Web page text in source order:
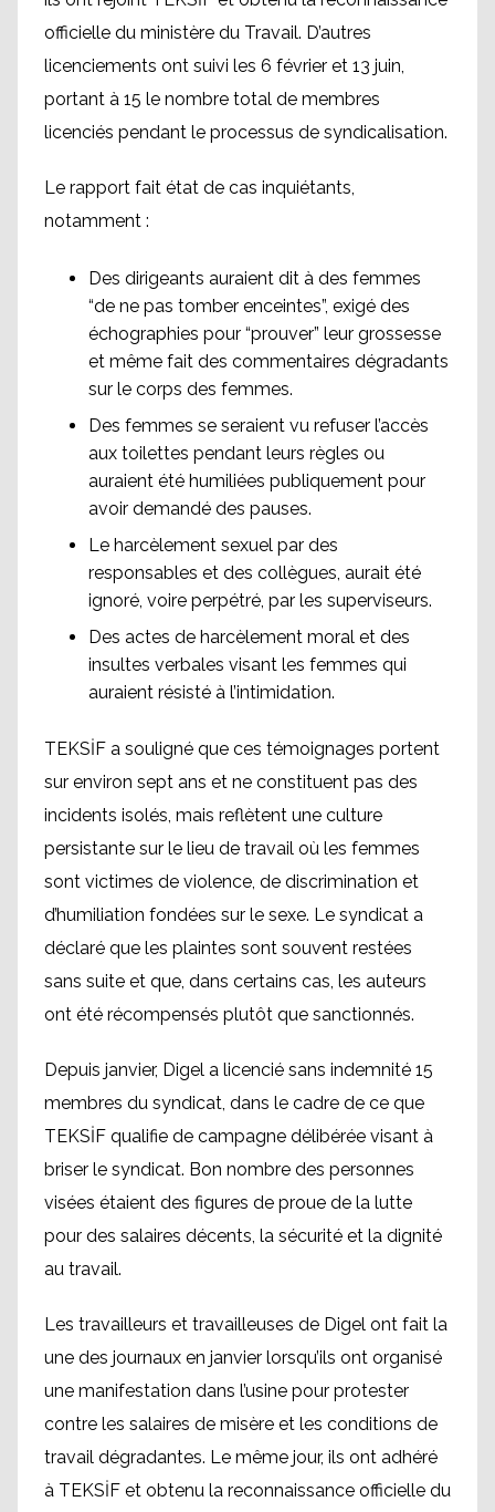
officielle du ministère du Travail. D’autres
licenciements ont suivi les 6 février et 13 juin,
portant à 15 le nombre total de membres
licenciés pendant le processus de syndicalisation.
Le rapport fait état de cas inquiétants,
notamment :
Des dirigeants auraient dit à des femmes
“de ne pas tomber enceintes”, exigé des
échographies pour “prouver” leur grossesse
et même fait des commentaires dégradants
sur le corps des femmes.
Des femmes se seraient vu refuser l’accès
aux toilettes pendant leurs règles ou
auraient été humiliées publiquement pour
avoir demandé des pauses.
Le harcèlement sexuel par des
responsables et des collègues, aurait été
ignoré, voire perpétré, par les superviseurs.
Des actes de harcèlement moral et des
insultes verbales visant les femmes qui
auraient résisté à l’intimidation.
TEKSİF a souligné que ces témoignages portent
sur environ sept ans et ne constituent pas des
incidents isolés, mais reflètent une culture
persistante sur le lieu de travail où les femmes
sont victimes de violence, de discrimination et
d’humiliation fondées sur le sexe. Le syndicat a
déclaré que les plaintes sont souvent restées
sans suite et que, dans certains cas, les auteurs
ont été récompensés plutôt que sanctionnés.
Depuis janvier, Digel a licencié sans indemnité 15
membres du syndicat, dans le cadre de ce que
TEKSİF qualifie de campagne délibérée visant à
briser le syndicat. Bon nombre des personnes
visées étaient des figures de proue de la lutte
pour des salaires décents, la sécurité et la dignité
au travail.
Les travailleurs et travailleuses de Digel ont fait la
une des journaux en janvier lorsqu’ils ont organisé
une manifestation dans l’usine pour protester
contre les salaires de misère et les conditions de
travail dégradantes. Le même jour, ils ont adhéré
à TEKSİF et obtenu la reconnaissance officielle du